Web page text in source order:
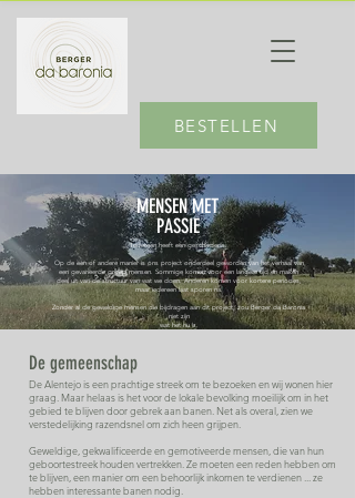
BESTELLEN
MENSEN MET
PASSIE
Iedereen heeft een geschiedenis.
Op de één of andere manier is ons project onderdeel geworden van het verhaal van
een gevarieerde groep mensen. Sommige komen voor een langere tijd en maken
deel uit van de structuur van wat we doen. Anderen komen voor kortere periodes,
maar iedereen laat sporen na.
Zonder al de geweldige mensen die bijdragen aan dit project, zou Berger da Baronia
niet zijn
wat het nu is.
De gemeenschap
De Alentejo is een prachtige streek om te bezoeken en wij wonen hier
graag. Maar helaas is het voor de lokale bevolking moeilijk om in het
gebied te blijven door gebrek aan banen. Net als overal, zien we
verstedelijking razendsnel om zich heen grijpen.
Geweldige, gekwalificeerde en gemotiveerde mensen, die van hun
geboortestreek houden vertrekken. Ze moeten een reden hebben om
te blijven, een manier om een ​​behoorlijk inkomen te verdienen ... ze
hebben interessante banen nodig.